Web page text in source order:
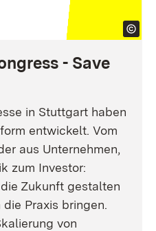
- Save
in Stuttgart haben
entwickelt. Vom
aus Unternehmen,
zum Investor:
Zukunft gestalten
Praxis bringen.
von